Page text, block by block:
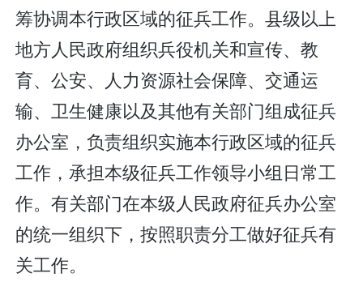
筹协调本行政区域的征兵工作。县级以上
地方人民政府组织兵役机关和宣传、教
育、公安、人力资源社会保障、交通运
输、卫生健康以及其他有关部门组成征兵
办公室，负责组织实施本行政区域的征兵
工作，承担本级征兵工作领导小组日常工
作。有关部门在本级人民政府征兵办公室
的统一组织下，按照职责分工做好征兵有
关工作。